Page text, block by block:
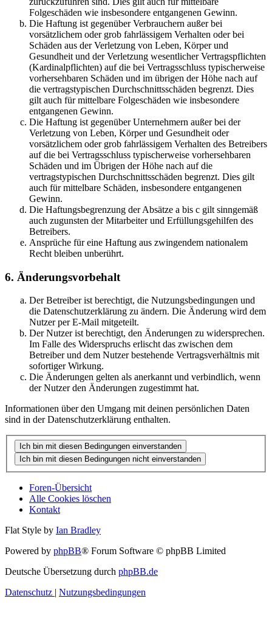
Folgeschäden wie insbesondere entgangenen Gewinn.
Die Haftung ist gegenüber Verbrauchern außer bei
vorsätzlichem oder grob fahrlässigem Verhalten oder bei
Schäden aus der Verletzung von Leben, Körper und
Gesundheit und der Verletzung wesentlicher Vertragspflichten
(Kardinalpflichten) auf die bei Vertragsschluss typischerweise
vorhersehbaren Schäden und im übrigen der Höhe nach auf
die vertragstypischen Durchschnittsschäden begrenzt. Dies
gilt auch für mittelbare Folgeschäden wie insbesondere
entgangenen Gewinn.
Die Haftung ist gegenüber Unternehmern außer bei der
Verletzung von Leben, Körper und Gesundheit oder
vorsätzlichem oder grob fahrlässigem Verhalten des Betreibers
auf die bei Vertragsschluss typischerweise vorhersehbaren
Schäden und im Übrigen der Höhe nach auf die
vertragstypischen Durchschnittsschäden begrenzt. Dies gilt
auch für mittelbare Schäden, insbesondere entgangenen
Gewinn.
Die Haftungsbegrenzung der Absätze a bis c gilt sinngemäß
auch zugunsten der Mitarbeiter und Erfüllungsgehilfen des
Betreibers.
Ansprüche für eine Haftung aus zwingendem nationalem
Recht bleiben unberührt.
6. Änderungsvorbehalt
Der Betreiber ist berechtigt, die Nutzungsbedingungen und
die Datenschutzerklärung zu ändern. Die Änderung wird dem
Nutzer per E-Mail mitgeteilt.
Der Nutzer ist berechtigt, den Änderungen zu widersprechen.
Im Falle des Widerspruchs erlischt das zwischen dem
Betreiber und dem Nutzer bestehende Vertragsverhältnis mit
sofortiger Wirkung.
Die Änderungen gelten als anerkannt und verbindlich, wenn
der Nutzer den Änderungen zugestimmt hat.
Informationen über den Umgang mit deinen persönlichen Daten
sind in der Datenschutzerklärung enthalten.
Foren-Übersicht
Alle Cookies löschen
Kontakt
Flat Style by Ian Bradley
Powered by phpBB® Forum Software © phpBB Limited
Deutsche Übersetzung durch phpBB.de
Datenschutz | Nutzungsbedingungen